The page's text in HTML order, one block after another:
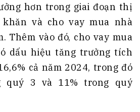
hơn trong giai đoạn thị
và cho vay mua nhà
Thêm vào đó, cho vay mua
dấu hiệu tăng trưởng tích
cả năm 2024, trong đó
quý 3 và 11% trong quý